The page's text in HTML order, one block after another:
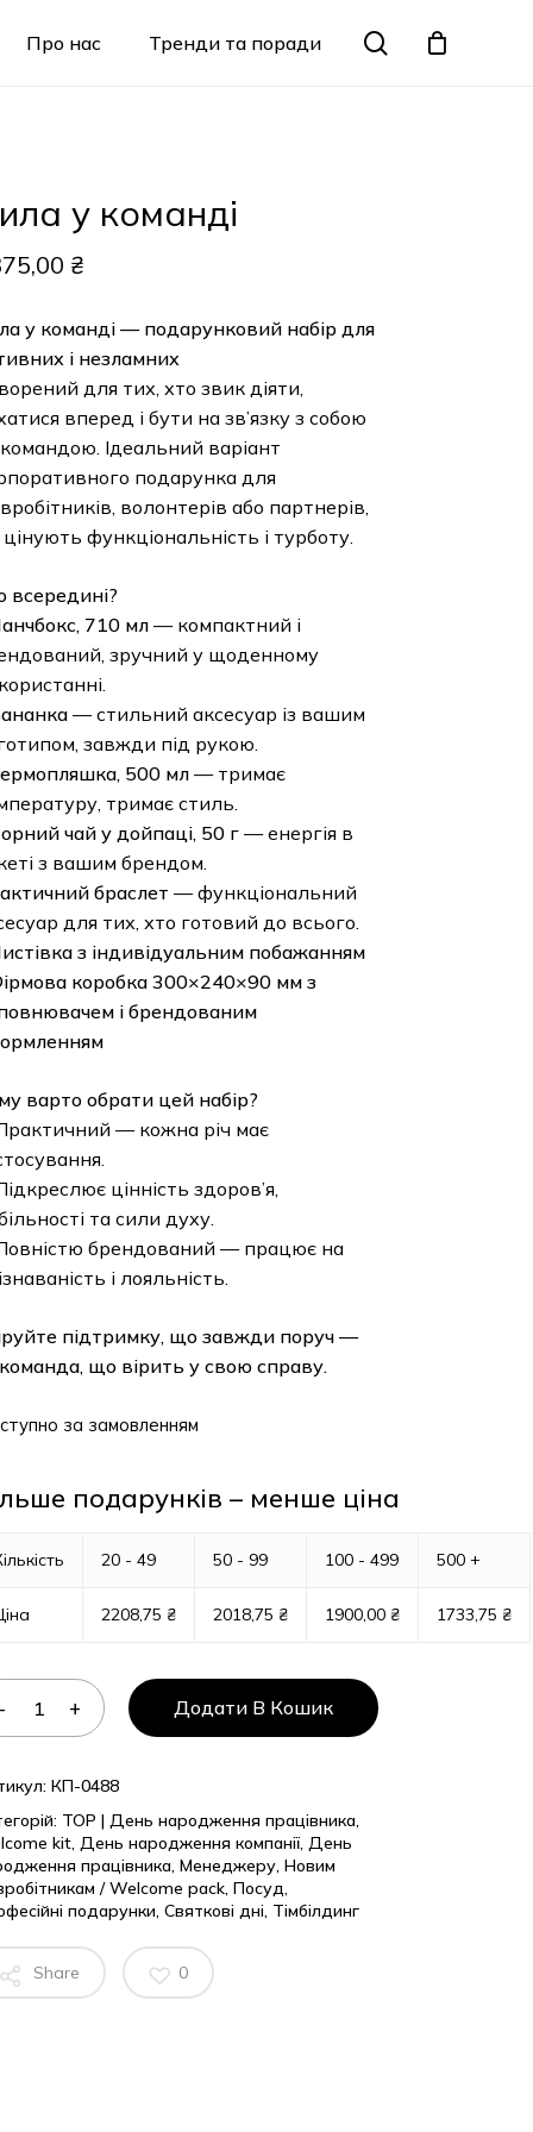
Про нас Тренди та поради search
у команді
₴
у команді— подарунковий набір для
і незламних
для тих, хто звик діяти,
вперед і бути на зв’язку з собою
Ідеальний варіант
подарунка для
волонтерів або партнерів,
функціональність і турботу.
710 мл— компактний і
зручний у щоденному
— стильний аксесуар із вашим
завжди під рукою.
500 мл— тримає
тримає стиль.
чай у дойпаці, 50 г— енергія в
з вашим брендом.
браслет— функціональний
для тих, хто готовий до всього.
з індивідуальним побажанням
коробка 300×240×90 мм з
і брендованим
варто обрати цей набір?
— кожна річ має
цінність здоров’я,
та сили духу.
брендований — працює на
і лояльність.
підтримку, що завжди поруч —
що вірить у свою справу.
за замовленням
подарунків – менше ціна
20 - 49 50 - 99 100 - 499 500 +
2208,75₴ 2018,75₴ 1900,00₴ 1733,75₴
Додати В Кошик
КП-0488
TOP | День народження працівника,
kit,День народження компанії,День
працівника,Менеджеру,Новим
/ Welcome pack,Посуд,
подарунки,Святкові дні,Тімбілдинг
Share 0